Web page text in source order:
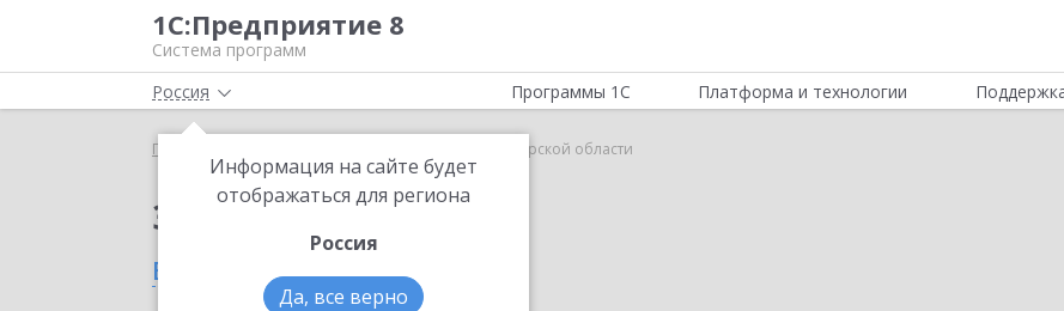
1С:Предприятие 8
Система программ
Россия
Информация на сайте будет
отображаться для региона
Россия
Да, все верно
Программы 1С Платформа и технологии
Главная 1С-ЭДО в Тверской области
Заказать 1С-ЭДО
в Тверской области